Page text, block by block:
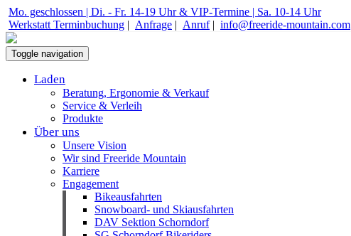
Mo. geschlossen | Di. - Fr. 14-19 Uhr & VIP-Termine | Sa. 10-14 Uhr
Werkstatt Terminbuchung | Anfrage | Anruf| info@freeride-mountain.com
Toggle navigation
Laden
Beratung, Ergonomie & Verkauf
Service & Verleih
Produkte
Über uns
Unsere Vision
Wir sind Freeride Mountain
Karriere
Engagement
Bikeausfahrten
Snowboard- und Skiausfahrten
DAV Sektion Schorndorf